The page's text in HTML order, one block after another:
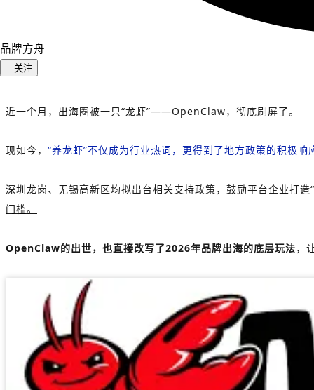
品牌方舟
关注
近一个月，出海圈被一只“龙虾”——OpenClaw，彻底刷屏了。
现如今， “养龙虾”不仅成为行业热词，更得到了地方政策的积极响
深圳龙岗、无锡高新区均拟出台相关支持政策，鼓励平台企业打
门槛。
OpenClaw的出世，也直接改写了2026年品牌出海的底层玩法，